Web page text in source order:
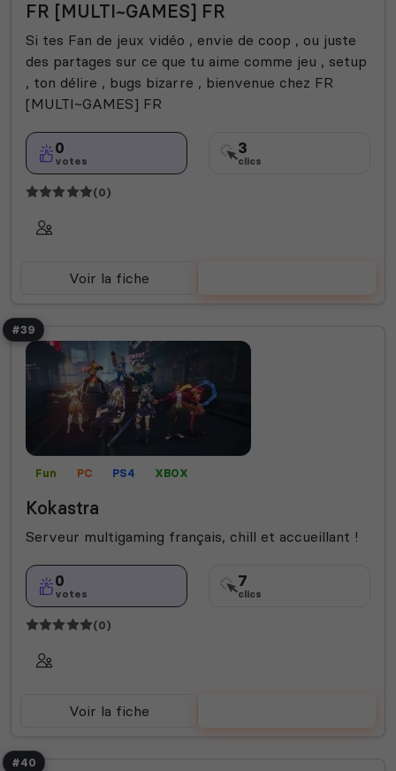
FR [MULTI~GAMES] FR
Si tes Fan de jeux vidéo , envie de coop , ou juste
des partages sur ce que tu aime comme jeu , setup
, ton délire , bugs bizarre , bienvenue chez FR
[MULTI~GAMES] FR
0
votes
3
clics
(0)
Voir la fiche
#39
Fun PC PS4 XBOX
Kokastra
Serveur multigaming français, chill et accueillant !
0
votes
7
clics
(0)
Voir la fiche
#40